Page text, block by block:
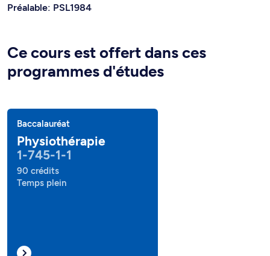
Préalable: PSL1984
Ce cours est offert dans ces
programmes d'études
Baccalauréat
Physiothérapie
1-745-1-1
90 crédits
Temps plein